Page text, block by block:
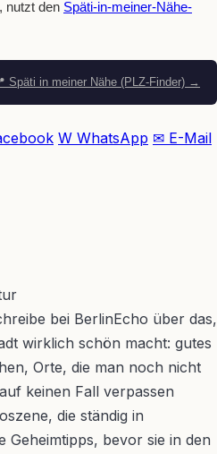
nutzt den Späti-in-meiner-Nähe-
Späti in meiner Nähe (PLZ-Finder) →
W WhatsApp ✉ E-Mail
bei BerlinEcho über das,
wirklich schön macht: gutes
Orte, die man noch nicht
keinen Fall verpassen
die ständig in
Geheimtipps, bevor sie in den